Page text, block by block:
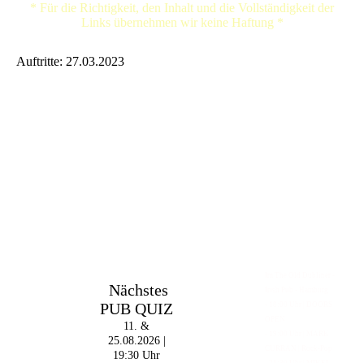
* Für die Richtigkeit, den Inhalt und die Vollständigkeit der
Links übernehmen wir keine Haftung *
Auftritte: 27.03.2023
Nächstes
PUB QUIZ
11. &
25.08.2026 |
19:30 Uhr